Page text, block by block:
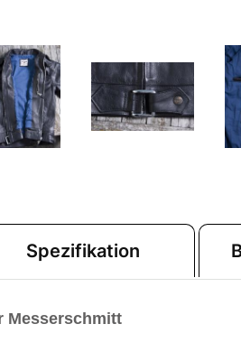
Spezifikation
Messerschmitt